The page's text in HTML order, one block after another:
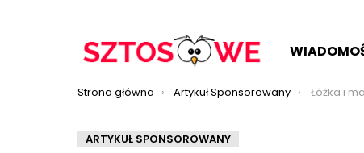
Jesteś tutaj:
Strona główna Artykuł Sponsorowany Łóżka i materace –
ARTYKUŁ SPONSOROWANY